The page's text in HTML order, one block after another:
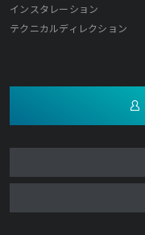
インスタレーション
テクニカルディレクション